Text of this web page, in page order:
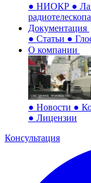
● НИОКР ●
радиотелескопа
Документация
● Статьи ●
О компании
● Новости ●
● Лицензии
Консультация